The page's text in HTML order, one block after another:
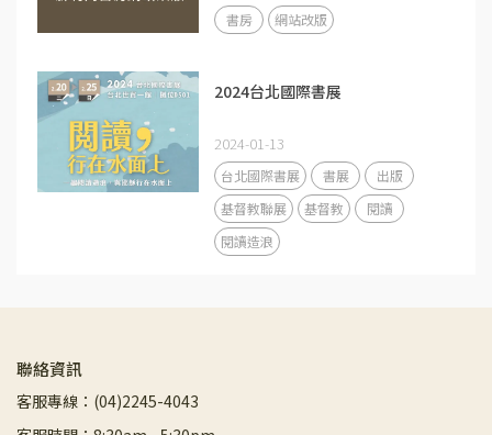
書房 網站改版
2024台北國際書展
2024-01-13
台北國際書展 書展
出版
基督教聯展
基督教
閱讀
閱讀造浪
聯絡資訊
客服專線：(04)2245-4043